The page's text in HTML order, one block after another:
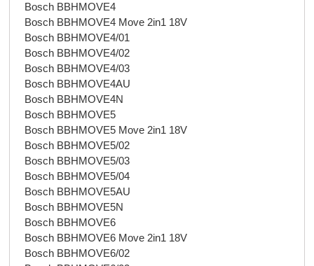
Bosch BBHMOVE4
Bosch BBHMOVE4 Move 2in1 18V
Bosch BBHMOVE4/01
Bosch BBHMOVE4/02
Bosch BBHMOVE4/03
Bosch BBHMOVE4AU
Bosch BBHMOVE4N
Bosch BBHMOVE5
Bosch BBHMOVE5 Move 2in1 18V
Bosch BBHMOVE5/02
Bosch BBHMOVE5/03
Bosch BBHMOVE5/04
Bosch BBHMOVE5AU
Bosch BBHMOVE5N
Bosch BBHMOVE6
Bosch BBHMOVE6 Move 2in1 18V
Bosch BBHMOVE6/02